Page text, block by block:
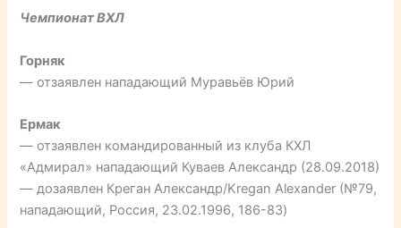
Чемпионат ВХЛ
Горняк
— отзаявлен нападающий Муравьёв Юрий
Ермак
— отзаявлен командированный из клуба КХЛ
«Адмирал» нападающий Куваев Александр (28.09.2018)
— дозаявлен Креган Александр/Kregan Alexander (№79,
нападающий, Россия, 23.02.1996, 186-83)